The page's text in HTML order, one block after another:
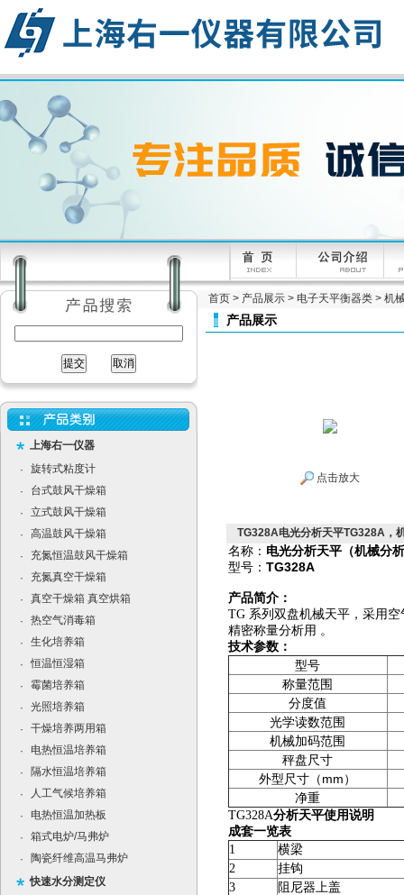
上海右一仪器
·
旋转式粘度计
·
台式鼓风干燥箱
·
立式鼓风干燥箱
·
高温鼓风干燥箱
·
充氮恒温鼓风干燥箱
·
充氮真空干燥箱
·
真空干燥箱 真空烘箱
·
热空气消毒箱
·
生化培养箱
·
恒温恒湿箱
·
霉菌培养箱
·
光照培养箱
·
干燥培养两用箱
·
电热恒温培养箱
·
隔水恒温培养箱
·
人工气候培养箱
·
电热恒温加热板
·
箱式电炉/马弗炉
·
陶瓷纤维高温马弗炉
快速水分测定仪
首页 > 产品展示 > 电子天平衡器类 > 机
产品展示
点击放大
TG328A电光分析天平TG328A，
名称： 电光分析天平（机械分
型号： TG328A
产品简介：
TG 系列双盘机械天平，采用
精密称量分析用 。
技术参数：
型号
称量范围
分度值
光学读数范围
机械加码范围
秤盘尺寸
外型尺寸（mm）
净重
TG328A分析天平使用说明
成套一览表
1
横梁
2
挂钩
3
阻尼器上盖